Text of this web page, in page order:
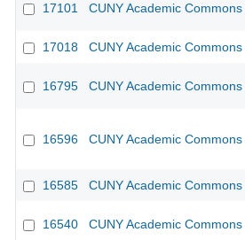
17101 CUNY Academic Commons
17018 CUNY Academic Commons
16795 CUNY Academic Commons
16596 CUNY Academic Commons
16585 CUNY Academic Commons
16540 CUNY Academic Commons